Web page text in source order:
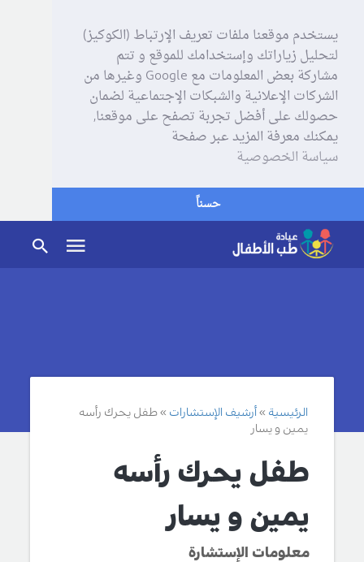
يستخدم موقعنا ملفات تعريف الإرتباط (الكوكيز)
لتحليل زياراتك وإستخدامك للموقع و تتم
مشاركة بعض المعلومات مع Google وغيرها من
الشركات الإعلانية والشبكات الإجتماعية لضمان
حصولك على أفضل تجربة تصفح على موقعنا,
يمكنك معرفة المزيد عبر صفحة
سياسة الخصوصية
حسناً
الرئيسية أرشيف الإستشارات
طفل يحرك رأسه
يمين و يسار
طفل يحرك رأسه
يمين و يسار
معلومات الإستشارة